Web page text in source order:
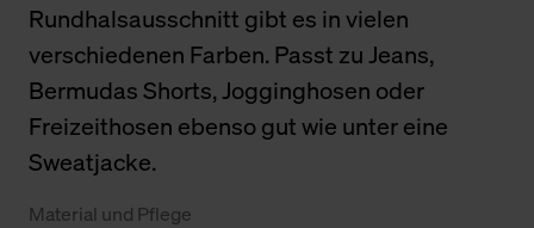
Rundhalsausschnitt gibt es in vielen
verschiedenen Farben. Passt zu Jeans,
Bermudas Shorts, Jogginghosen oder
Freizeithosen ebenso gut wie unter eine
Sweatjacke.
Material und Pflege